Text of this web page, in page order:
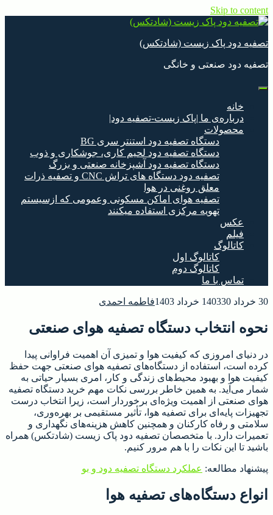
Skip to content
تصفیه دود پاک زیست (شادتکس)
تصفیه دود صنعتی و خانگی
خانه
درباره‌ی ما |پاک زیست-تصفیه دود|
محصولات
دستگاه تصفیه دود استنتر سری BG
دستگاه تصفیه دود لحیم کاری، جوشکاری و ذوب
دستگاه تصفیه دود آشپزخانه صنعتی و بزرگ
تصفیه دود دستگاه های تراش CNC و تصفیه ذرات
معلق روغنی در هوا
تصفیه هوای اماکن مسکونی وعمومی که ازسیستم
تهویه مرکزی استفاده میکنند
عکس
فیلم
کاتالوگ
کاتالوگ اول
کاتالوگ دوم
تماس با ما
30 خرداد 1403 30 خرداد 1403 فاطمه احمدی
نحوه انتخاب دستگاه تصفیه هوای صنعتی
در دنیای امروزی که کیفیت هوا و تمیزی آن اهمیت فراوانی پیدا
کرده است، استفاده از دستگاه‌های تصفیه هوای صنعتی جهت حفظ
کیفیت هوا و بهبود محیط‌های زندگی و کار، امری بسیار حیاتی به
شمار می‌آید. به همین خاطر بررسی نکات مهم خرید دستگاه تصفیه
هوای صنعتی از اهمیت ویژه‌ای برخوردار است، زیرا انتخاب درست
تجهیزات پایه‌ای برای تصفیه هوا، تأثیر مستقیمی بر بهره‌وری،
سلامتی و رفاه کارکنان و همچنین کاهش هزینه‌های نگهداری و
تعمیرات دارد. با متخصصان تصفیه دود پاک زیست (شادتکس) همراه
باشید تا این نکات را با هم مرور کنیم.
پیشنهاد مطالعه: عملکرد دستگاه تصفیه دود و بو
انواع دستگاه‌های تصفیه هوا